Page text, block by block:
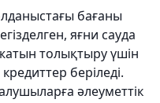
бағаны
яғни сауда
толықтыру үшін
беріледі.
әлеуметтік